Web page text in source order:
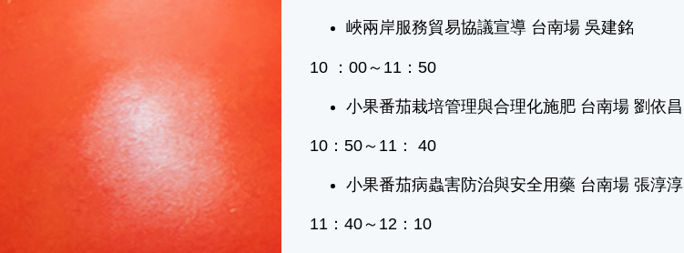
峽兩岸服務貿易協議宣導 台南場 吳建銘
10 ：00～11：50
小果番茄栽培管理與合理化施肥 台南場 劉依昌
10：50～11： 40
小果番茄病蟲害防治與安全用藥 台南場 張淳淳
11：40～12：10